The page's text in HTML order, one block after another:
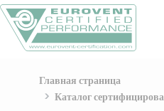
Главная страница
Каталог